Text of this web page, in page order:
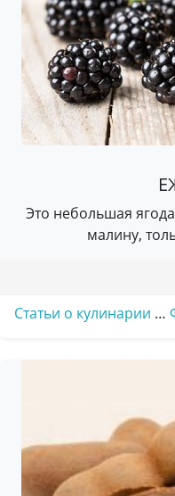
Это небольшая
малину,
Статьи о кулинарии …